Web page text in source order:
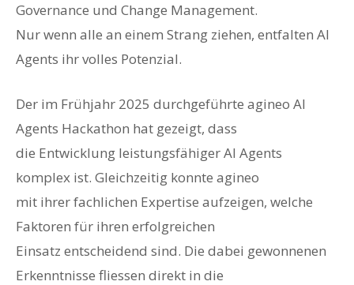
Governance und Change Management.
Nur wenn alle an einem Strang ziehen, entfalten AI
Agents ihr volles Potenzial.
Der im Frühjahr 2025 durchgeführte agineo AI
Agents Hackathon hat gezeigt, dass
die Entwicklung leistungsfähiger AI Agents
komplex ist. Gleichzeitig konnte agineo
mit ihrer fachlichen Expertise aufzeigen, welche
Faktoren für ihren erfolgreichen
Einsatz entscheidend sind. Die dabei gewonnenen
Erkenntnisse fliessen direkt in die